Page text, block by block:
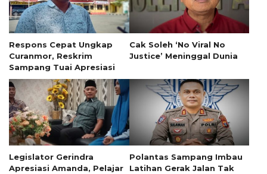
Respons Cepat Ungkap
Curanmor, Reskrim
Sampang Tuai Apresiasi
Cak Soleh ‘No Viral No
Justice’ Meninggal Dunia
Legislator Gerindra
Apresiasi Amanda, Pelajar
Polantas Sampang Imbau
Latihan Gerak Jalan Tak